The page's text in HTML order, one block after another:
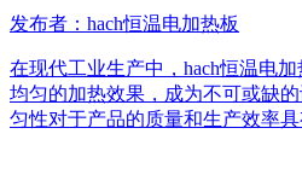
发布者：hach恒温电加热板
在现代工业生产中，hach恒温电
均匀的加热效果，成为不可或缺
匀性对于产品的质量和生产效率具